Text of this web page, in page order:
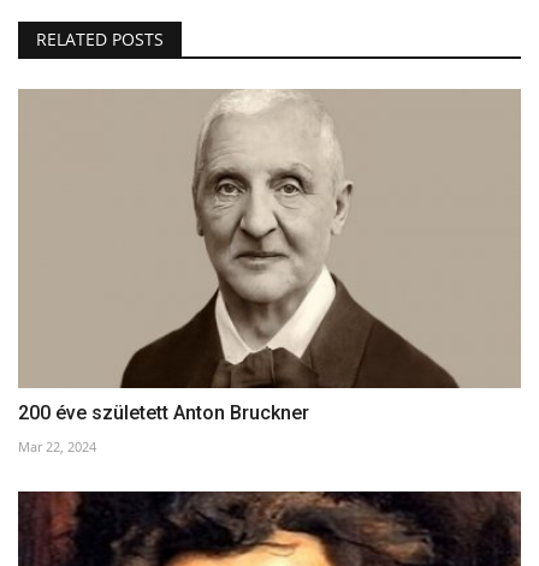
RELATED POSTS
200 éve született Anton Bruckner
Mar 22, 2024